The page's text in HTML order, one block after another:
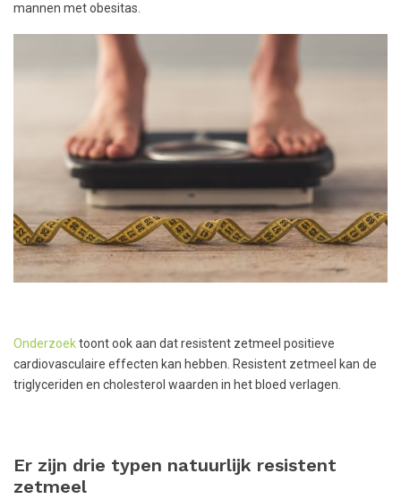
mannen met obesitas.
Onderzoektoont ook aan dat resistent zetmeel positieve
cardiovasculaire effecten kan hebben. Resistent zetmeel kan de
triglyceriden en cholesterol waarden in het bloed verlagen.
Er zijn drie typen natuurlijk resistent
zetmeel